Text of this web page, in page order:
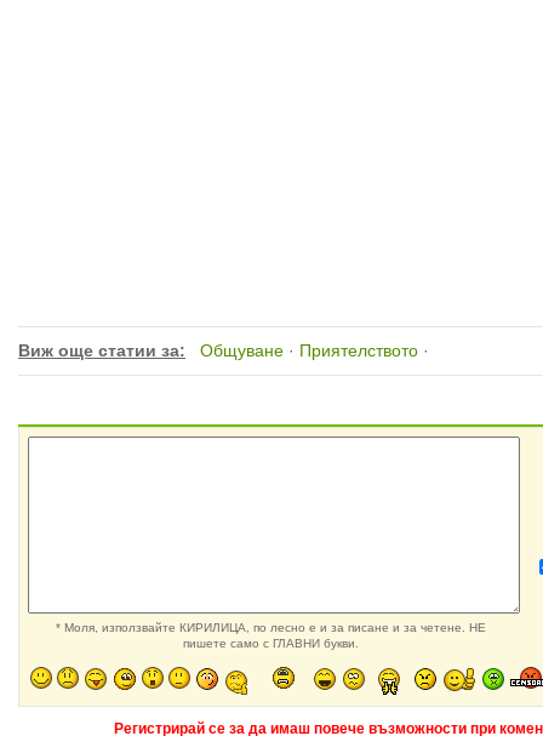
Виж още статии за: Общуване · Приятелството ·
* Моля, използвайте КИРИЛИЦА, по лесно е и за писане и за четене. НЕ
пишете само с ГЛАВНИ букви.
Регистрирай се за да имаш повече възможности при